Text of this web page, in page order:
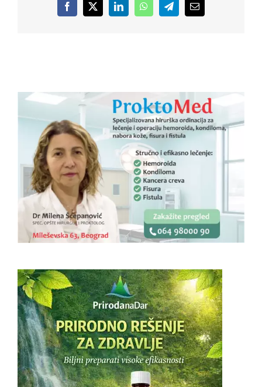
Facebook
X LinkedInWhatsAppTelegramEmail